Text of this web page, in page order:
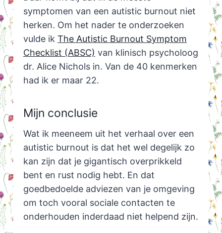
symptomen van een autistic burnout niet
herken. Om het nader te onderzoeken
vulde ik The Autistic Burnout Symptom
Checklist (ABSC) van klinisch psycholoog
dr. Alice Nichols in. Van de 40 kenmerken
had ik er maar 22.
Mijn conclusie
Wat ik meeneem uit het verhaal over een
autistic burnout is dat het wel degelijk zo
kan zijn dat je gigantisch overprikkeld
bent en rust nodig hebt. En dat
goedbedoelde adviezen van je omgeving
om toch vooral sociale contacten te
onderhouden inderdaad niet helpend zijn.